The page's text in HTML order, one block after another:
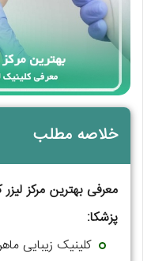
خلاصه مطلب
معرفی بهترین مرکز
پزشکا:
کلینیک زیبایی